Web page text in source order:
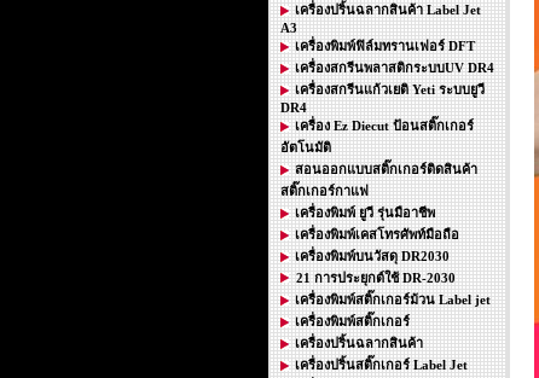
เครื่องปริ้นฉลากสินค้า Label Jet
A3
เครื่องพิมพ์ฟิล์มทรานเฟอร์ DFT
เครื่องสกรีนพลาสติกระบบUV DR4
เครื่องสกรีนแก้วเยติ Yeti ระบบยูวี
DR4
เครื่อง Ez Diecut ป้อนสติ๊กเกอร์
อัตโนมัติ
สอนออกแบบสติ๊กเกอร์ติดสินค้า
สติ๊กเกอร์กาแฟ
เครื่องพิมพ์ ยูวี รุ่นมือาชีพ
เครื่องพิมพ์เคสโทรศัพท์มือถือ
เครื่องพิมพ์บนวัสดุ DR2030
21 การประยุกต์ใช้ DR-2030
เครื่องพิมพ์สติ๊กเกอร์ม้วน Label jet
เครื่องพิมพ์สติ๊กเกอร์
เครื่องปริ้นฉลากสินค้า
เครื่องปริ้นสติ๊กเกอร์ Label Jet